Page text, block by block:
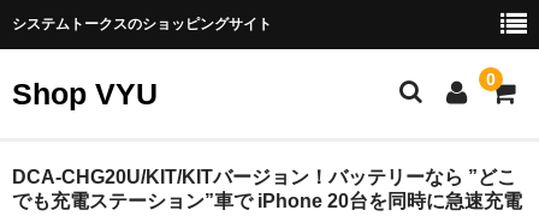
システムトークスのショッピングサイト
Shop VYU 0
製品カテゴリー
DCA-CHG20U/KIT/KITバージョン！バッテリーなら ”どこ
でも充電ステーション”車で iPhone 20台を同時に急速充電